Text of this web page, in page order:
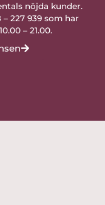
nöjda kunder.
227 939 som har
– 21.00.